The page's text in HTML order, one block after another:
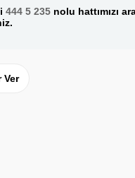
444 5 235nolu hattımızı
Ver